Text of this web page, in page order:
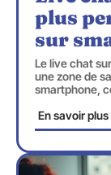
plus
sur
Le live chat
une zone de
smartphone,
En savoir plus